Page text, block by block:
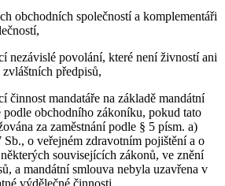
obchodních společností a komplementáři
nezávislé povolání, které není živností ani
předpisů,
činnost mandatáře na základě mandátní
podle obchodního zákoníku, pokud tato
za zaměstnání podle § 5 písm. a)
Sb., o veřejném zdravotním pojištění a o
souvisejících zákonů, ve znění
a mandátní smlouva nebyla uzavřena v